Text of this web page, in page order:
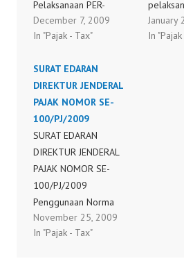
Pelaksanaan PER-
58.PJ.2009
December 7, 2009
In "Pajak - Tax"
direktur
nomor
January
In
SURAT EDARAN
DIREKTUR JENDERAL
PAJAK NOMOR SE-
100/PJ/2009
SURAT EDARAN
DIREKTUR JENDERAL
PAJAK NOMOR SE-
100/PJ/2009
Penggunaan Norma
Bagi Petugas Dinas Luar
Asuransi dan MLM
November 25, 2009
In "Pajak - Tax"